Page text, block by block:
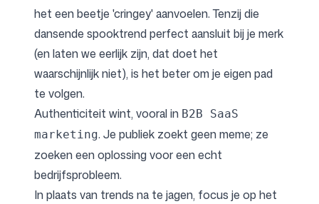
het een beetje 'cringey' aanvoelen. Tenzij die
dansende spooktrend perfect aansluit bij je merk
(en laten we eerlijk zijn, dat doet het
waarschijnlijk niet), is het beter om je eigen pad
te volgen.
Authenticiteit wint, vooral in B2B SaaS
marketing. Je publiek zoekt geen meme; ze
zoeken een oplossing voor een echt
bedrijfsprobleem.
In plaats van trends na te jagen, focus je op het